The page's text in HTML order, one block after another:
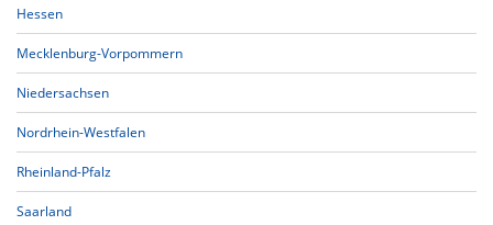
Hessen
Mecklenburg-Vorpommern
Niedersachsen
Nordrhein-Westfalen
Rheinland-Pfalz
Saarland